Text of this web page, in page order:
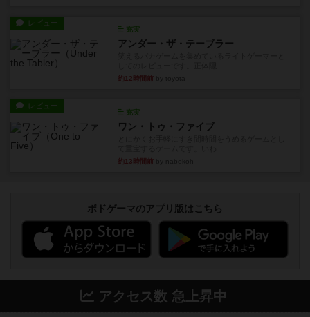
レビュー
充実
アンダー・ザ・テーブラー
約12時間前
レビュー
充実
ワン・トゥ・ファイブ
約13時間前
ボドゲーマのアプリ版はこちら
アクセス数 急上昇中